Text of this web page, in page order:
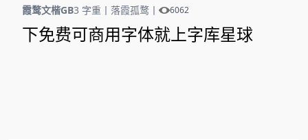
霞鹜文楷GB3 字重 丨 落霞孤鹜 丨 6062
下免费可商用字体就上字库星球